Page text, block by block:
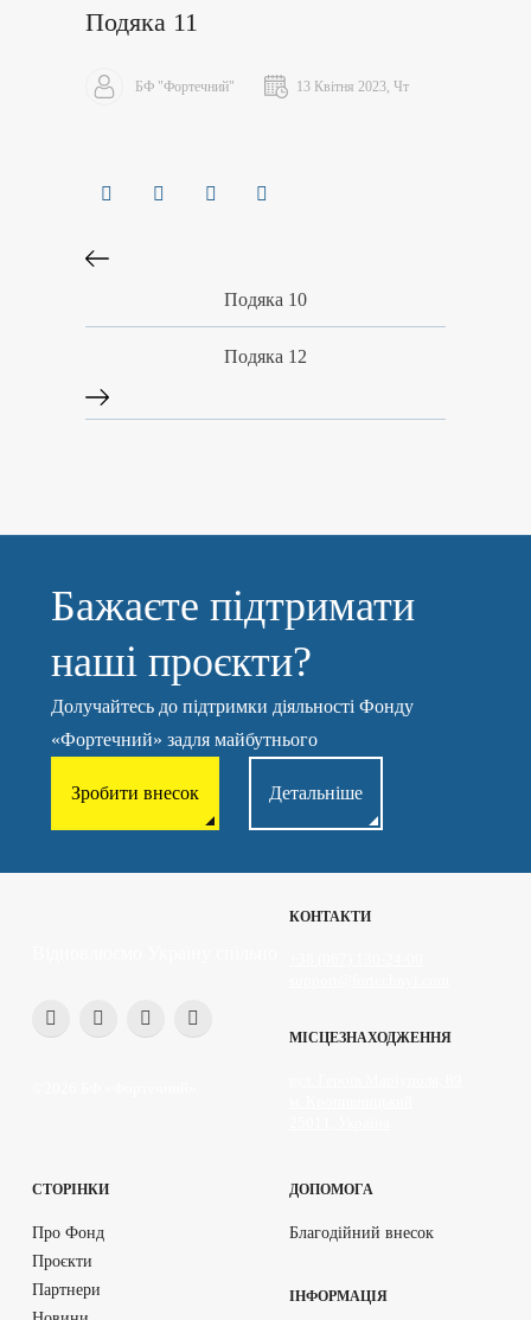
Подяка 11
БФ "Фортечний" 13 Квітня 2023, Чт
Подяка 10
Подяка 12
Бажаєте підтримати
наші проєкти?
Долучайтесь до підтримки діяльності Фонду
«Фортечний» задля майбутнього
Зробити внесок Детальніше
КОНТАКТИ
МІСЦЕЗНАХОДЖЕННЯ
СТОРІНКИ
Про Фонд
Проєкти
Партнери
ДОПОМОГА
Благодійний внесок
ІНФОРМАЦІЯ